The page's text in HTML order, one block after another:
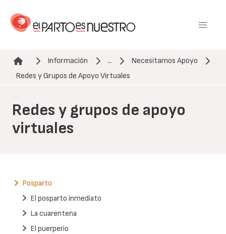
contenido
Ruta de navegación
Información ...
Necesitamos Apoyo
Redes y Grupos de Apoyo Virtuales
Redes y grupos de apoyo
virtuales
Posparto
El posparto inmediato
La cuarentena
El puerperio